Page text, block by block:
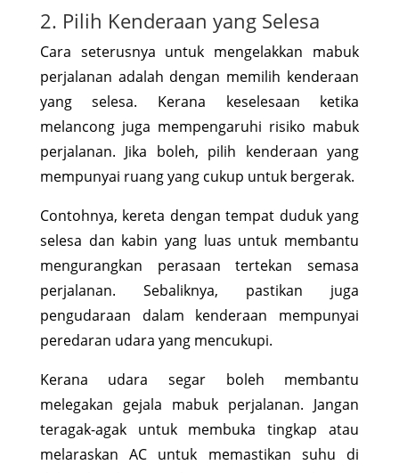
2. Pilih Kenderaan yang Selesa
Cara seterusnya untuk mengelakkan mabuk
perjalanan adalah dengan memilih kenderaan
yang selesa. Kerana keselesaan ketika
melancong juga mempengaruhi risiko mabuk
perjalanan. Jika boleh, pilih kenderaan yang
mempunyai ruang yang cukup untuk bergerak.
Contohnya, kereta dengan tempat duduk yang
selesa dan kabin yang luas untuk membantu
mengurangkan perasaan tertekan semasa
perjalanan. Sebaliknya, pastikan juga
pengudaraan dalam kenderaan mempunyai
peredaran udara yang mencukupi.
Kerana udara segar boleh membantu
melegakan gejala mabuk perjalanan. Jangan
teragak-agak untuk membuka tingkap atau
melaraskan AC untuk memastikan suhu di